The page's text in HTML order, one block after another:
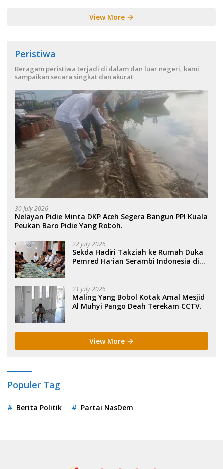
View More
Peristiwa
Beragam peristiwa terjadi di dalam dan luar negeri, kami
sampaikan secara singkat dan akurat
30 July 2026
Nelayan Pidie Minta DKP Aceh Segera Bangun PPI Kuala
Peukan Baro Pidie Yang Roboh.
22 July 2026
Sekda Hadiri Takziah ke Rumah Duka
Pemred Harian Serambi Indonesia di
21 July 2026
Maling Yang Bobol Kotak Amal Mesjid
Al Muhyi Pango Deah Terekam CCTV.
View More
Populer Tag
Berita Politik Partai NasDem